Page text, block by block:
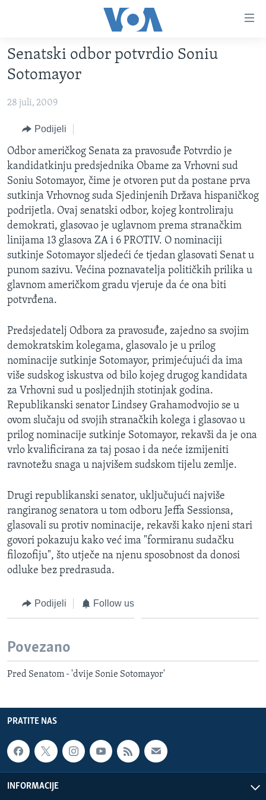
glavni
sadržaj
na
navigaciju
Idi
na
pretragu
FOTOGRAFIJE DANA
VIJESTI
SJEDINJENE AMERIČKE DRŽAVE
BOSNA I HERCEGOVINA
SVIJET
NAUKA I TEHNOLOGIJA
SPECIJALNI PROJEKTI
KORUPCIJA
SLOBODA MEDIJA
ŽENSKA STRANA
IZBJEGLIČKA STRANA
MAGAZIN
O GLASU AMERIKE
Learning English
PRATITE NAS
Jezici
Senatski odbor potvrdio Soniu
Sotomayor
28 juli, 2009
Podijeli
Odbor američkog Senata za pravosuđe Potvrdio je
kandidatkinju predsjednika Obame za Vrhovni sud
Soniu Sotomayor, čime je otvoren put da postane prva
sutkinja Vrhovnog suda Sjedinjenih Država hispaničkog
podrijetla. Ovaj senatski odbor, kojeg kontroliraju
demokrati, glasovao je uglavnom prema stranačkim
linijama 13 glasova ZA i 6 PROTIV. O nominaciji
sutkinje Sotomayor sljedeći će tjedan glasovati Senat u
punom sazivu. Većina poznavatelja političkih prilika u
glavnom američkom gradu vjeruje da će ona biti
potvrđena.
Predsjedatelj Odbora za pravosuđe, zajedno sa svojim
demokratskim kolegama, glasovalo je u prilog
nominacije sutkinje Sotomayor, primjećujući da ima
više sudskog iskustva od bilo kojeg drugog kandidata
za Vrhovni sud u posljednjih stotinjak godina.
Republikanski senator Lindsey Grahamodvojio se u
ovom slučaju od svojih stranačkih kolega i glasovao u
prilog nominacije sutkinje Sotomayor, rekavši da je ona
vrlo kvalificirana za taj posao i da neće izmijeniti
ravnotežu snaga u najvišem sudskom tijelu zemlje.
Drugi republikanski senator, uključujući najviše
rangiranog senatora u tom odboru Jeffa Sessionsa,
glasovali su protiv nominacije, rekavši kako njeni stari
govori pokazuju kako već ima "formiranu sudačku
filozofiju", što utječe na njenu sposobnost da donosi
odluke bez predrasuda.
Podijeli Follow us
Povezano
Pred Senatom - 'dvije Sonie Sotomayor'
PRATITE NAS
INFORMACIJE